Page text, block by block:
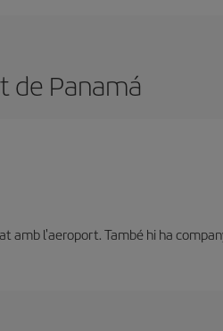
de Panam
amb l'aeroport. També hi ha